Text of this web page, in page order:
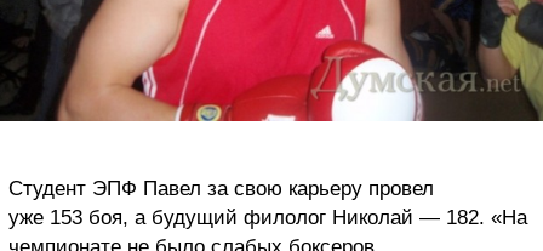
Студент ЭПФ Павел за свою карьеру провел
уже 153 боя, а будущий филолог Николай — 182. «На
чемпионате не было слабых боксеров.